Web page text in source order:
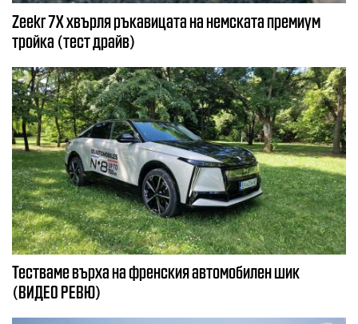
Zeekr 7X хвърля ръкавицата на немската премиум
тройка (тест драйв)
Тестваме върха на френския автомобилен шик
(ВИДЕО РЕВЮ)